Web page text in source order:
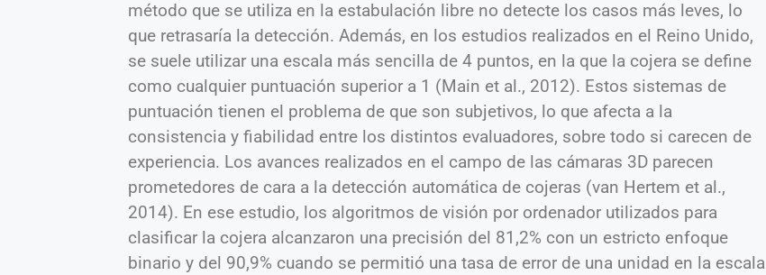
método que se utiliza en la estabulación libre no detecte los casos más leves, lo
que retrasaría la detección. Además, en los estudios realizados en el Reino Unido,
se suele utilizar una escala más sencilla de 4 puntos, en la que la cojera se define
como cualquier puntuación superior a 1 (Main et al., 2012). Estos sistemas de
puntuación tienen el problema de que son subjetivos, lo que afecta a la
consistencia y fiabilidad entre los distintos evaluadores, sobre todo si carecen de
experiencia. Los avances realizados en el campo de las cámaras 3D parecen
prometedores de cara a la detección automática de cojeras (van Hertem et al.,
2014). En ese estudio, los algoritmos de visión por ordenador utilizados para
clasificar la cojera alcanzaron una precisión del 81,2% con un estricto enfoque
binario y del 90,9% cuando se permitió una tasa de error de una unidad en la escala